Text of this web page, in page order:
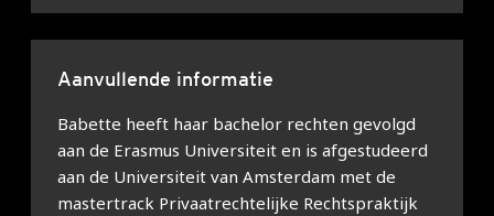
Aanvullende informatie
Babette heeft haar bachelor rechten gevolgd
aan de Erasmus Universiteit en is afgestudeerd
aan de Universiteit van Amsterdam met de
mastertrack Privaatrechtelijke Rechtspraktijk